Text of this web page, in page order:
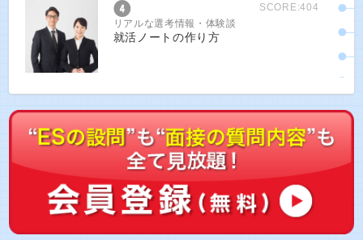
SCORE:404
リアルな選考情報・体験談
就活ノートの作り方